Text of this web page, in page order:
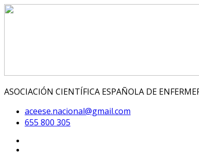
ASOCIACIÓN CIENTÍFICA ESPAÑOLA DE
aceese.nacional@gmail.com
655 800 305